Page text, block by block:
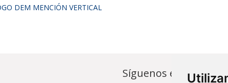
DEM MENCIÓN VERTICAL
Síguenos en...